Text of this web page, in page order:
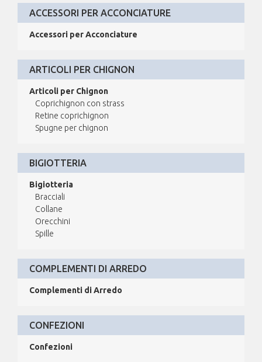
ACCESSORI PER ACCONCIATURE
Accessori per Acconciature
ARTICOLI PER CHIGNON
Articoli per Chignon
Coprichignon con strass
Retine coprichignon
Spugne per chignon
BIGIOTTERIA
Bigiotteria
Bracciali
Collane
Orecchini
Spille
COMPLEMENTI DI ARREDO
Complementi di Arredo
CONFEZIONI
Confezioni